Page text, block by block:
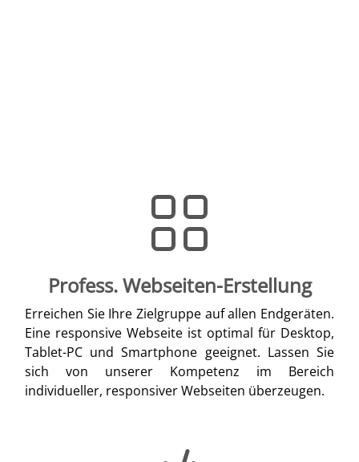
Profess. Webseiten-Erstellung
Erreichen Sie Ihre Zielgruppe auf allen Endgeräten.
Eine responsive Webseite ist optimal für Desktop,
Tablet-PC und Smartphone geeignet. Lassen Sie
sich von unserer Kompetenz im Bereich
individueller, responsiver Webseiten überzeugen.